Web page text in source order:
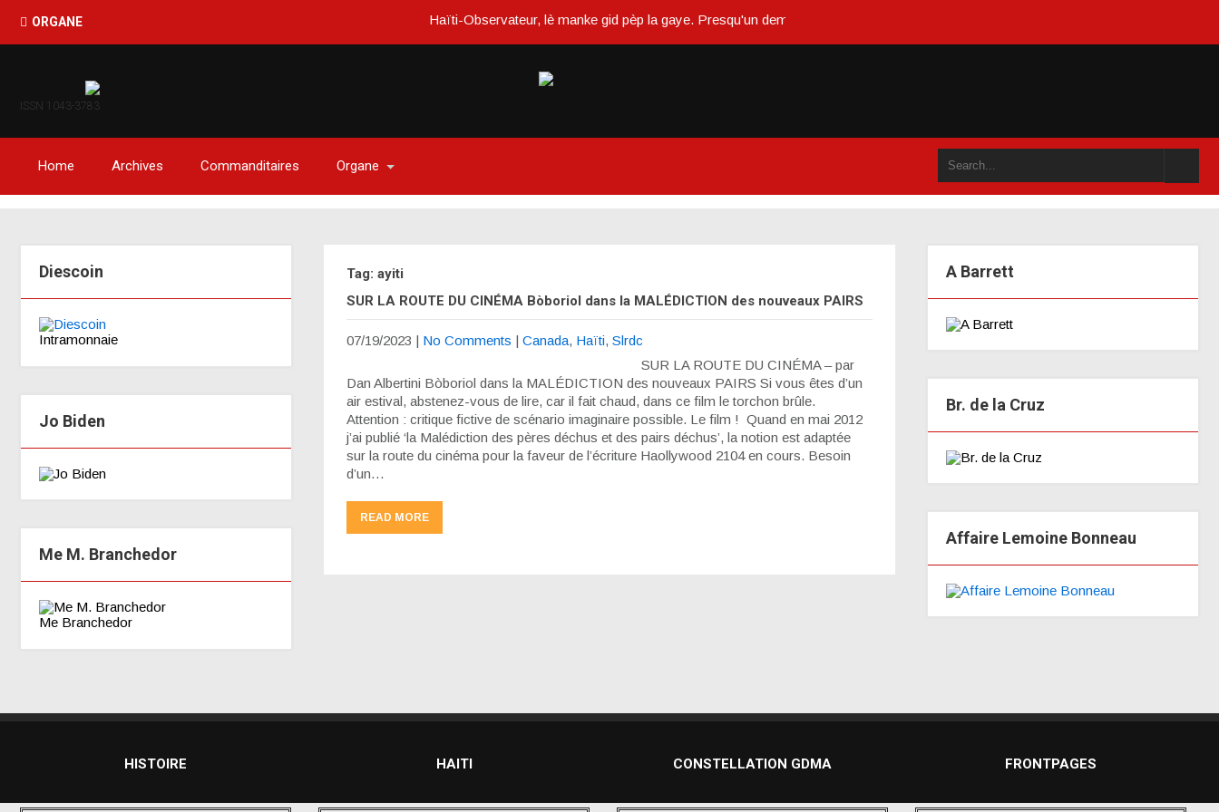
ORGANE Haïti-Observateur, lè manke gid pèp la gaye. Presqu'un demi siècle ou dans un an accompli (juillet 2021)
ISSN 1043-3783
Home Archives Commanditaires Organe
Diescoin
Intramonnaie
Jo Biden
Me M. Branchedor
Me Branchedor
Tag: ayiti
SUR LA ROUTE DU CINÉMA Bòboriol dans la MALÉDICTION des nouveaux PAIRS
07/19/2023 | No Comments | Canada, Haïti, Slrdc
SUR LA ROUTE DU CINÉMA – par
Dan Albertini Bòboriol dans la MALÉDICTION des nouveaux PAIRS Si vous êtes d’un
air estival, abstenez-vous de lire, car il fait chaud, dans ce film le torchon brûle.
Attention : critique fictive de scénario imaginaire possible. Le film ! Quand en mai 2012
j’ai publié ‘la Malédiction des pères déchus et des pairs déchus’, la notion est adaptée
sur la route du cinéma pour la faveur de l’écriture Haollywood 2104 en cours. Besoin
d’un…
READ MORE
A Barrett
Br. de la Cruz
Affaire Lemoine Bonneau
HISTOIRE HAITI CONSTELLATION GDMA FRONTPAGES